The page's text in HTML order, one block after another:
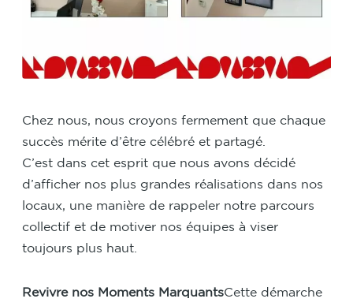
Chez nous, nous croyons fermement que chaque
succès mérite d’être célébré et partagé.
C’est dans cet esprit que nous avons décidé
d’afficher nos plus grandes réalisations dans nos
locaux, une manière de rappeler notre parcours
collectif et de motiver nos équipes à viser
toujours plus haut.
Revivre nos Moments MarquantsCette démarche